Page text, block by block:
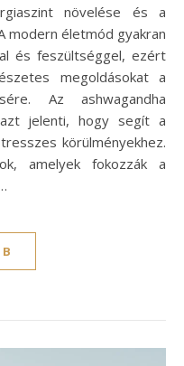
növelése és a
modern életmód gyakran
és feszültséggel, ezért
megoldásokat a
Az ashwagandha
jelenti, hogy segít a
körülményekhez.
amelyek fokozzák a